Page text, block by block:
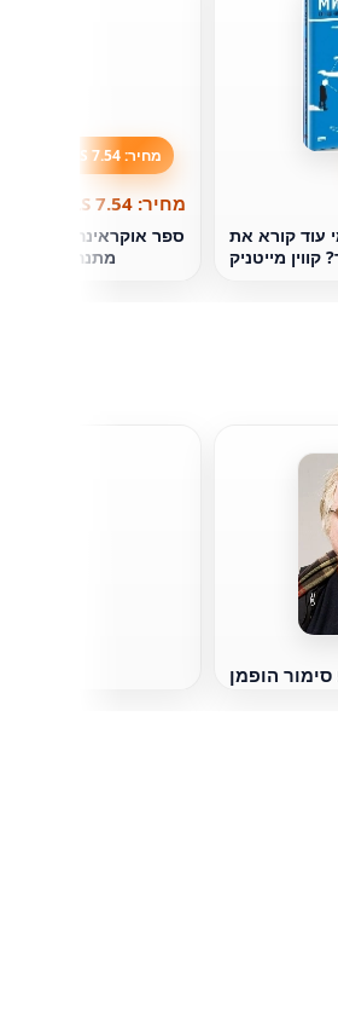
מחיר: 7.54 ILS
מחיר: 7.54 ILS
ספר אוקראינה
מתנה. ניקולאי
עוד קורא את
מייטניק
סימור הופמן